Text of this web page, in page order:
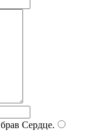
Сердце.